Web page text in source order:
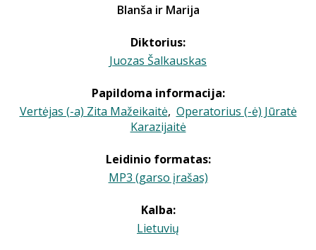
Blanša ir Marija
Diktorius:
Juozas Šalkauskas
Papildoma informacija:
Vertėjas (-a) Zita Mažeikaitė, Operatorius (-ė) Jūratė
Karazijaitė
Leidinio formatas:
MP3 (garso įrašas)
Kalba:
Lietuvių